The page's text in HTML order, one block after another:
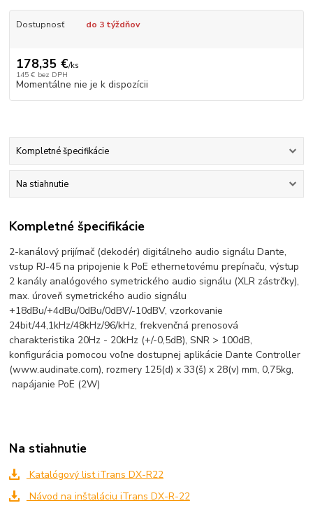
Dostupnosť do 3 týždňov
178,35 €/ks
145 € bez DPH
Momentálne nie je k dispozícii
Kompletné špecifikácie
Na stiahnutie
Kompletné špecifikácie
2-kanálový prijímač (dekodér) digitálneho audio signálu Dante,
vstup RJ-45 na pripojenie k PoE ethernetovému prepínaču, výstup
2 kanály analógového symetrického audio signálu (XLR zástrčky),
max. úroveň symetrického audio signálu
+18dBu/+4dBu/0dBu/0dBV/-10dBV, vzorkovanie
24bit/44,1kHz/48kHz/96/kHz, frekvenčná prenosová
charakteristika 20Hz - 20kHz (+/-0,5dB), SNR > 100dB,
konfigurácia pomocou voľne dostupnej aplikácie Dante Controller
(www.audinate.com), rozmery 125(d) x 33(š) x 28(v) mm, 0,75kg,
napájanie PoE (2W)
Na stiahnutie
Katalógový list iTrans DX-R22
Návod na inštaláciu iTrans DX-R-22